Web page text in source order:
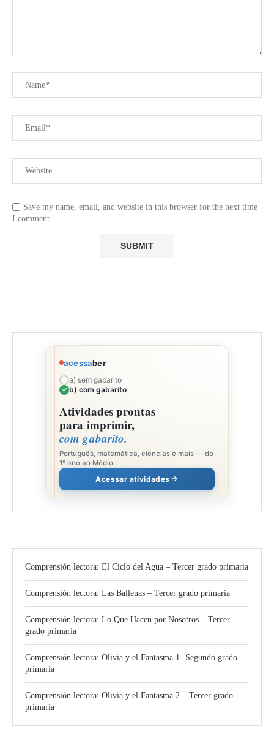
Save my name, email, and website in this browser for the next time
I comment.
acessaber
a) sem gabarito
b) com gabarito
Atividades prontas
para imprimir,
com gabarito.
Português, matemática, ciências e mais — do
1º ano ao Médio.
Acessar atividades
Comprensión lectora: El Ciclo del Agua – Tercer grado primaria
Comprensión lectora: Las Ballenas – Tercer grado primaria
Comprensión lectora: Lo Que Hacen por Nosotros – Tercer
grado primaria
Comprensión lectora: Olivia y el Fantasma 1- Segundo grado
primaria
Comprensión lectora: Olivia y el Fantasma 2 – Tercer grado
primaria